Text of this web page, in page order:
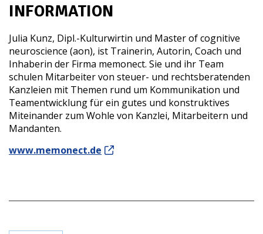
INFORMATION
Julia Kunz, Dipl.-Kulturwirtin und Master of cognitive
neuroscience (aon), ist Trainerin, Autorin, Coach und
Inhaberin der Firma memonect. Sie und ihr Team
schulen Mitarbeiter von steuer- und rechtsberatenden
Kanzleien mit Themen rund um Kommunikation und
Teamentwicklung für ein gutes und konstruktives
Miteinander zum Wohle von Kanzlei, Mitarbeitern und
Mandanten.
www.memonect.de